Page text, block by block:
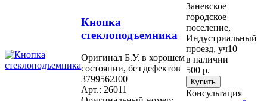
Кнопка
стеклоподъемника
Оригинал Б.У. в хорошем
состоянии, без дефектов
3799562J00
Арт.: 26011
Заневское
городское
поселение,
Индустриальный
проезд, уч10
в наличии
500 р.
Консультация